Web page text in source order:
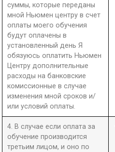
суммы, которые переданы
мной Ньюмен центру в счет
оплаты моего обучения
будут оплачены в
установленный день Я
обязуюсь оплатить Ньюмен
Центру дополнительные
расходы на банковские
комиссионные в случае
изменения мной сроков и/
или условий оплаты.
4. В случае если оплата за
обучение производится
третьим лицом, и оно по